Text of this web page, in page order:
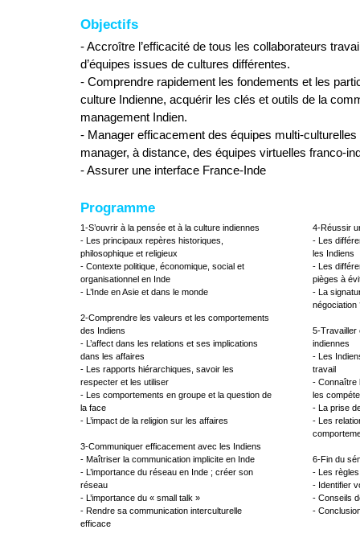
Objectifs
- Accroître l’efficacité de tous les collaborateurs
d’équipes issues de cultures différentes.
- Comprendre rapidement les fondements et les
culture Indienne, acquérir les clés et outils de la
management Indien.
- Manager efficacement des équipes multi-culturelles
manager, à distance, des équipes virtuelles franco-
- Assurer une interface France-Inde
Programme
1-S’ouvrir à la pensée et à la culture indiennes
- Les principaux repères historiques,
philosophique et religieux
- Contexte politique, économique, social et
organisationnel en Inde
- L’Inde en Asie et dans le monde
2-Comprendre les valeurs et les comportements
des Indiens
- L’affect dans les relations et ses implications
dans les affaires
- Les rapports hiérarchiques, savoir les
respecter et les utiliser
- Les comportements en groupe et la question de
la face
- L’impact de la religion sur les affaires
3-Communiquer efficacement avec les Indiens
- Maîtriser la communication implicite en Inde
- L’importance du réseau en Inde ; créer son
réseau
- L’importance du « small talk »
- Rendre sa communication interculturelle
efficace
4-Réussir
- Les
les Indiens
- Les
pièges à
- La
négociation
5-Travailler
indiennes
- Les
travail
- Connaître
les
- La prise
- Les
6-Fin du
- Les règles
- Identifier
- Conseils
-